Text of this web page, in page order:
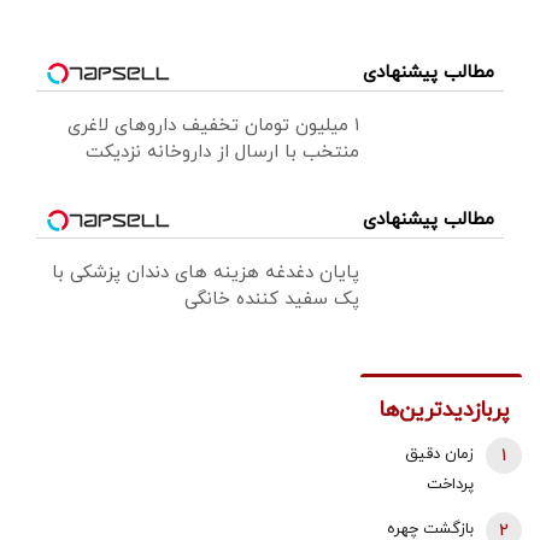
مطالب پیشنهادی
۱ میلیون تومان تخفیف داروهای لاغری
منتخب با ارسال از داروخانه نزدیکت
مطالب پیشنهادی
پایان دغدغه هزینه های دندان پزشکی با
پک سفید کننده خانگی
پربازدیدترین‌ها
زمان دقیق
پرداخت
معوقات
1
بازگشت چهره
2